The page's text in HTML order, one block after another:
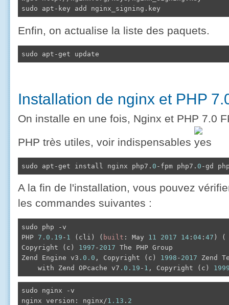
sudo apt-key add nginx_signing.key
Enfin, on actualise la liste des paquets.
sudo apt-get update
Installation de nginx et PHP
On installe en une fois, Nginx et PHP 7.0
PHP très utiles, voir indispensables
sudo apt-get install nginx php7. 0 -fpm php7. 0 -gd
A la fin de l'installation, vous pouvez
les commandes suivantes :
sudo php -v
PHP 7.0 .19 - 1 (cli) ( built : May 11 2017 14: 04: 47 ) (
Copyright (c) 1997 - 2017 The PHP Group
Zend Engine v3 .0 .0 , Copyright (c) 1998 - 2017 Zend
with Zend OPcache v7 .0 .19 - 1 , Copyright (c)
sudo nginx -v
nginx version: nginx/1.13 . 2